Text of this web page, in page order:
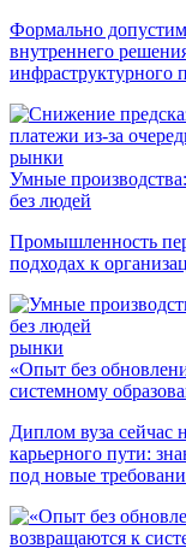
Формально
внутреннего
инфраструктурного
рынки
Умные
без людей
Промышленность
подходах к
рынки
«Опыт без
системному
Диплом вуза сейчас
карьерного пути:
под новые